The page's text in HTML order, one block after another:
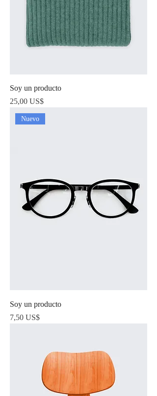
Soy un producto
Precio
25,00 US$
Nuevo
Soy un producto
Precio
7,50 US$